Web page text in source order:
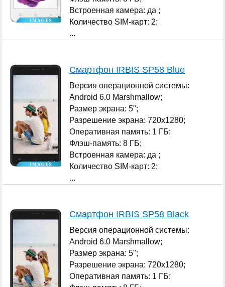
Встроенная камера: да ;
Количество SIM-карт: 2;
...
Смартфон IRBIS SP58 Blue
Версия операционной системы:
Android 6.0 Marshmallow;
Размер экрана: 5";
Разрешение экрана: 720x1280;
Оперативная память: 1 ГБ;
Флэш-память: 8 ГБ;
Встроенная камера: да ;
Количество SIM-карт: 2;
...
Смартфон IRBIS SP58 Black
Версия операционной системы:
Android 6.0 Marshmallow;
Размер экрана: 5";
Разрешение экрана: 720x1280;
Оперативная память: 1 ГБ;